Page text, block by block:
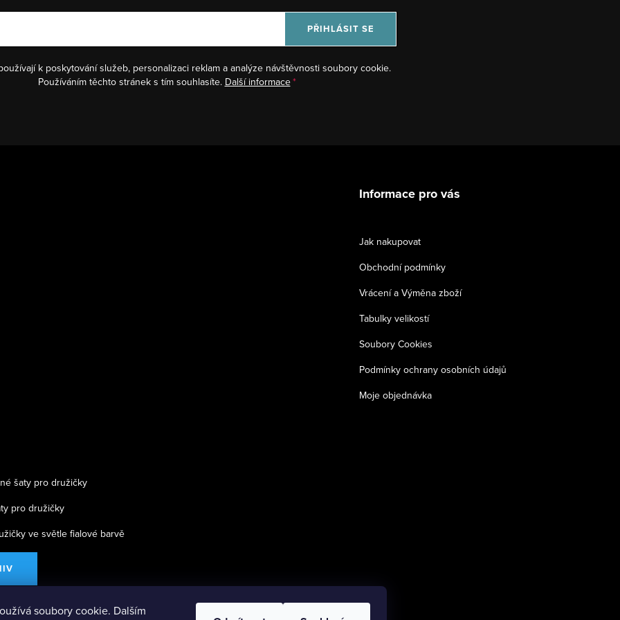
soubory cookie. Dalším
k poskytování služeb, personalizaci reklam a analýze návštěvnosti soubory cookie.
Používáním těchto stránek s tím souhlasíte. Další informace
PŘIHLÁSIT SE
Informace pro vás
Jak nakupovat
Obchodní podmínky
Vrácení a Výměna zboží
Tabulky velikostí
Soubory Cookies
Podmínky ochrany osobních údajů
Moje objednávka
šaty pro družičky
pro družičky
ve světle fialové barvě